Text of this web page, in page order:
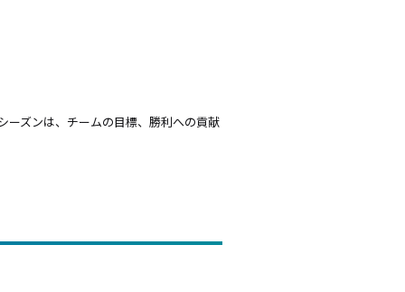
ーズンは、チームの目標、勝利への貢献